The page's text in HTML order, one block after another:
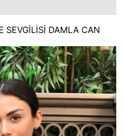
SEVGİLİSİ DAMLA CAN